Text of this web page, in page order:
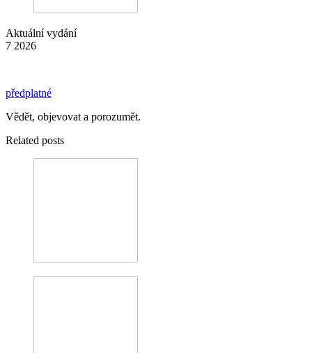
Aktuální vydání
7 2026
předplatné
Vědět, objevovat a porozumět.
Related posts